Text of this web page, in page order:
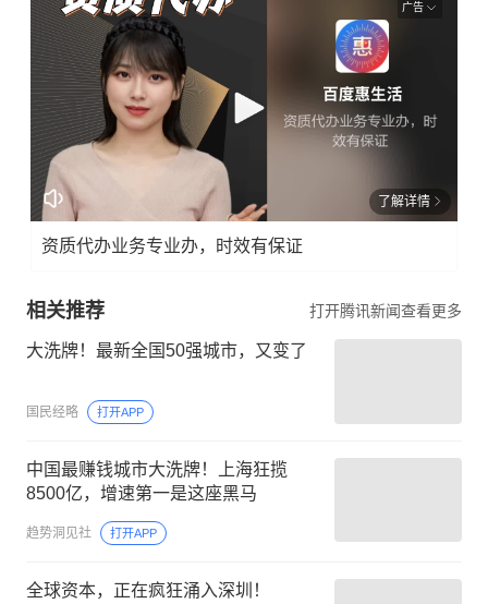
广告
了解详情
资质代办业务专业办，时效有保证
相关推荐 打开腾讯新闻查看更多
大洗牌！最新全国50强城市，又变了
国民经略 打开APP
中国最赚钱城市大洗牌！上海狂揽
8500亿，增速第一是这座黑马
趋势洞见社 打开APP
全球资本，正在疯狂涌入深圳！